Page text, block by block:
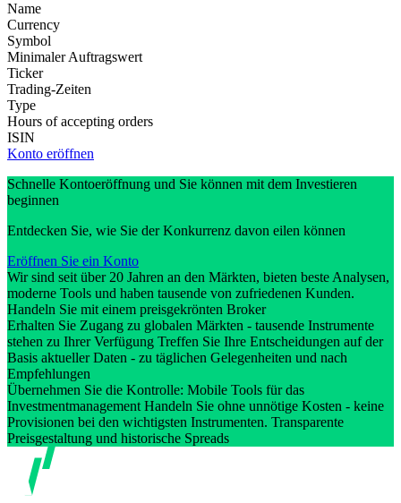
Name
Currency
Symbol
Minimaler Auftragswert
Ticker
Trading-Zeiten
Type
Hours of accepting orders
ISIN
Konto eröffnen
Schnelle Kontoeröffnung und Sie können mit dem Investieren
beginnen
Entdecken Sie, wie Sie der Konkurrenz davon eilen können
Eröffnen Sie ein Konto
Wir sind seit über 20 Jahren an den Märkten, bieten beste Analysen,
moderne Tools und haben tausende von zufriedenen Kunden.
Handeln Sie mit einem preisgekrönten Broker
Erhalten Sie Zugang zu globalen Märkten - tausende Instrumente
stehen zu Ihrer Verfügung Treffen Sie Ihre Entscheidungen auf der
Basis aktueller Daten - zu täglichen Gelegenheiten und nach
Empfehlungen
Übernehmen Sie die Kontrolle: Mobile Tools für das
Investmentmanagement Handeln Sie ohne unnötige Kosten - keine
Provisionen bei den wichtigsten Instrumenten. Transparente
Preisgestaltung und historische Spreads